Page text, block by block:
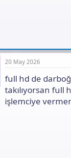
20 May 2026
full hd de
takılıyorsan full
işlemciye